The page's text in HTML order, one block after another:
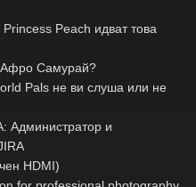
Peach идват това
Афро Самурай?
Pals не ви слуша или не
Администратор и
HDMI)